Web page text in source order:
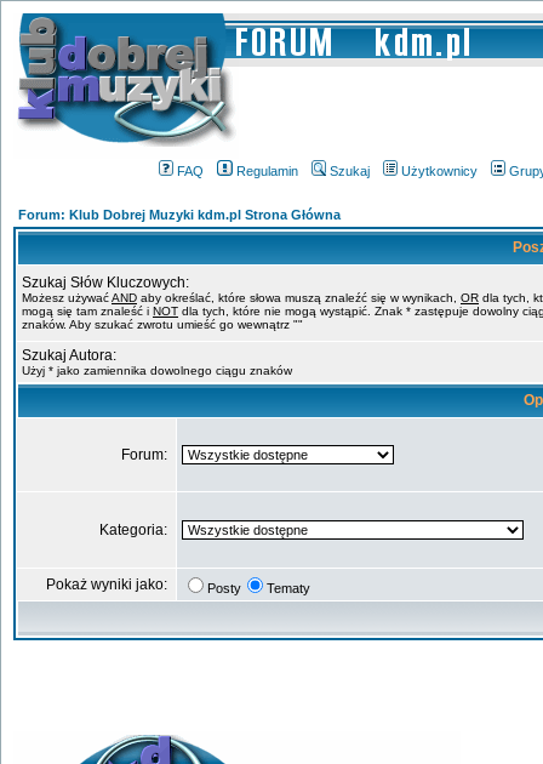
FAQ Regulamin Szukaj Użytkownicy
Forum: Klub Dobrej Muzyki kdm.pl Strona Główna
Szukaj Słów Kluczowych:
Możesz używaćAND aby określać, które słowa muszą znaleźć się w wynikach, OR dla tych,
mogą się tam znaleść i NOT dla tych, które nie mogą wystąpić. Znak * zastępuje dowolny
znaków. Aby szukać zwrotu umieść go wewnątrz ""
Szukaj Autora:
Użyj * jako zamiennika dowolnego ciągu znaków
Forum:
Kategoria:
Pokaż wyniki jako: Posty Tematy